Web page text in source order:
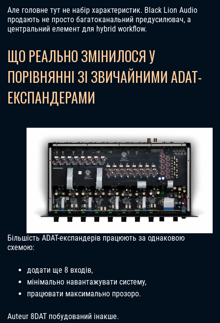
Але головне тут не набір характеристик. Black Lion Audio
продають не просто багатоканальний предусилювач, а
центральний елемент для hybrid workflow.
ЩО РЕАЛЬНО ЗМІНИЛОСЯ У
ПОРІВНЯННІ ЗІ ЗВИЧАЙНИМИ ADAT-
ЕКСПАНДЕРАМИ
Більшість ADAT-експандерів працюють за однаковою
схемою:
додати ще 8 входів,
мінімально навантажувати систему,
працювати максимально прозоро.
Auteur 8DAT побудований інакше.